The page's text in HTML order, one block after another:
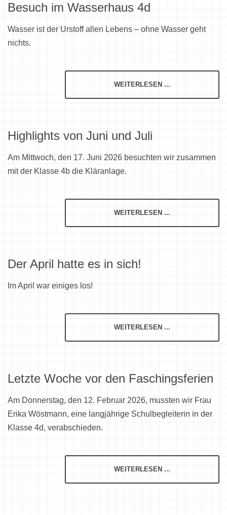
Besuch im Wasserhaus 4d
Wasser ist der Urstoff allen Lebens – ohne Wasser geht
nichts.
WEITERLESEN ...
Highlights von Juni und Juli
Am Mittwoch, den 17. Juni 2026 besuchten wir zusammen
mit der Klasse 4b die Kläranlage.
WEITERLESEN ...
Der April hatte es in sich!
Im April war einiges los!
WEITERLESEN ...
Letzte Woche vor den Faschingsferien
Am Donnerstag, den 12. Februar 2026, mussten wir Frau
Erika Wöstmann, eine langjährige Schulbegleiterin in der
Klasse 4d, verabschieden.
WEITERLESEN ...